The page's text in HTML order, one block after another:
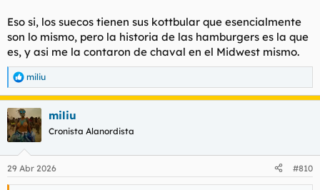
Eso si, los suecos tienen sus kottbular que esencialmente
son lo mismo, pero la historia de las hamburgers es la que
es, y asi me la contaron de chaval en el Midwest mismo.
R
e
a
c
c
i
e
s
miliu
miliu
Cronista Alanordista
29 Abr 2026 #810